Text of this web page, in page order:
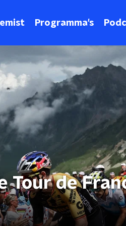
Programma's
Tour de